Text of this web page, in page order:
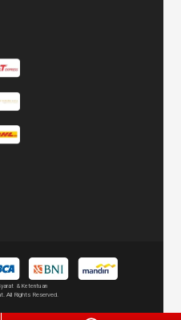
& Ketentuan
All Rights Reserved.